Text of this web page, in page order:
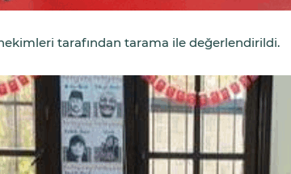
tarafından tarama ile değerlendirildi.